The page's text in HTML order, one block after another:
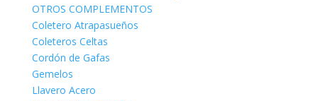
OTROS COMPLEMENTOS
Coletero Atrapasueños
Coleteros Celtas
Cordón de Gafas
Gemelos
Llavero Acero